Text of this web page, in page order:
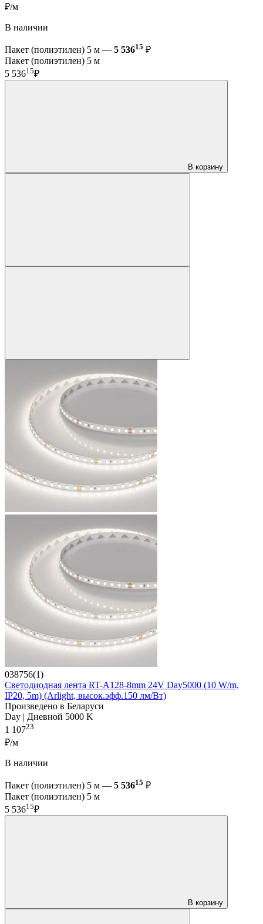
₽/м
В наличии
Пакет (полиэтилен) 5 м — 5 53615 ₽
Пакет (полиэтилен) 5 м
5 53615₽
В корзину
038756(1)
Светодиодная лента RT-A128-8mm 24V Day5000 (10 W/m,
IP20, 5m) (Arlight, высок.эфф.150 лм/Вт)
Произведено в Беларуси
Day | Дневной 5000 K
1 10723
₽/м
В наличии
Пакет (полиэтилен) 5 м — 5 53615 ₽
Пакет (полиэтилен) 5 м
5 53615₽
В корзину